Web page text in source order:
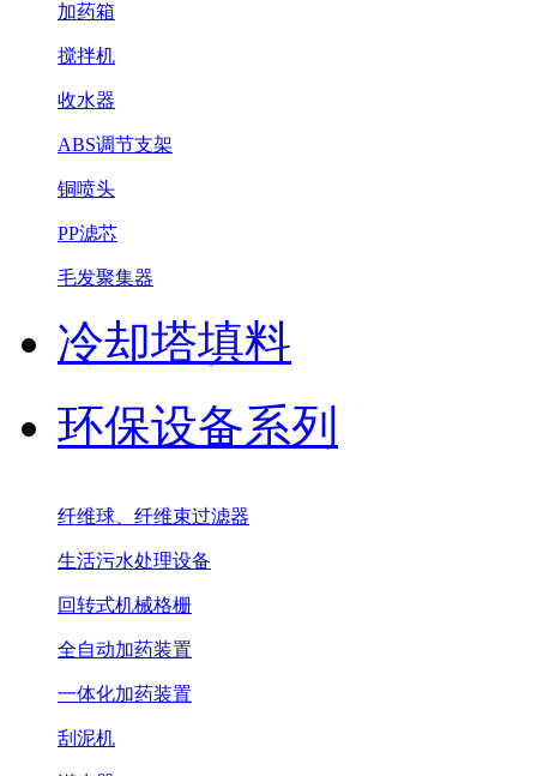
加药箱
搅拌机
收水器
ABS调节支架
铜喷头
PP滤芯
毛发聚集器
冷却塔填料
环保设备系列
纤维球、纤维束过滤器
生活污水处理设备
回转式机械格栅
全自动加药装置
一体化加药装置
刮泥机